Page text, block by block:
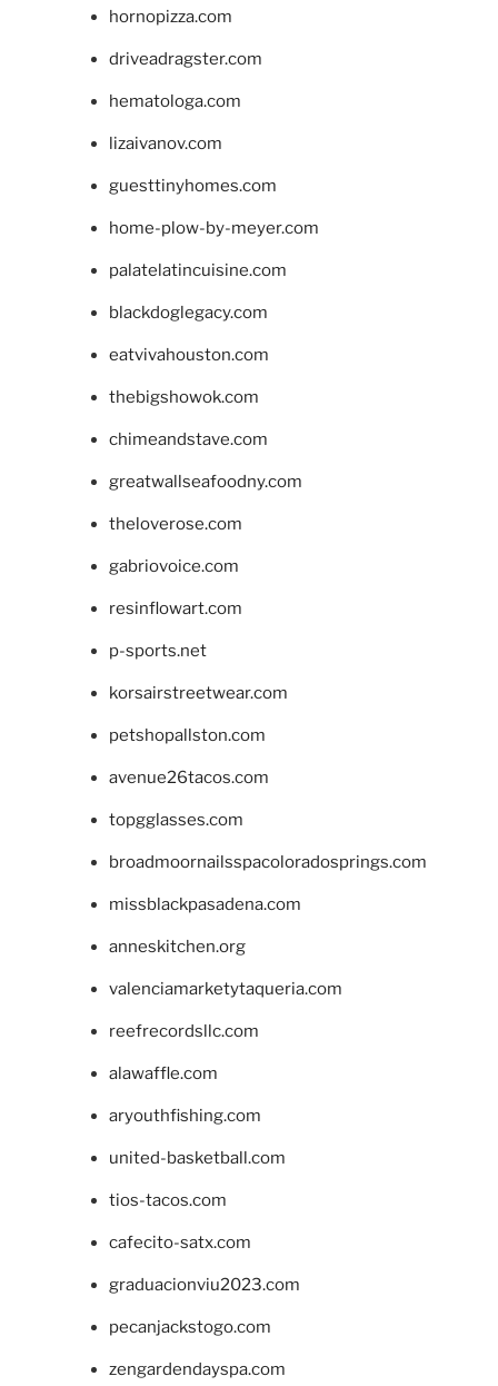
hornopizza.com
driveadragster.com
hematologa.com
lizaivanov.com
guesttinyhomes.com
home-plow-by-meyer.com
palatelatincuisine.com
blackdoglegacy.com
eatvivahouston.com
thebigshowok.com
chimeandstave.com
greatwallseafoodny.com
theloverose.com
gabriovoice.com
resinflowart.com
p-sports.net
korsairstreetwear.com
petshopallston.com
avenue26tacos.com
topgglasses.com
broadmoornailsspacoloradosprings.com
missblackpasadena.com
anneskitchen.org
valenciamarketytaqueria.com
reefrecordsllc.com
alawaffle.com
aryouthfishing.com
united-basketball.com
tios-tacos.com
cafecito-satx.com
graduacionviu2023.com
pecanjackstogo.com
zengardendayspa.com